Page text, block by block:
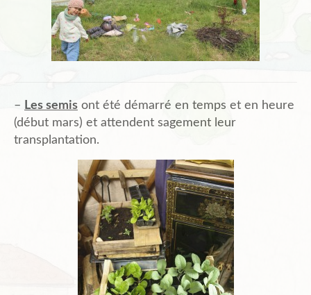
– Les semis ont été démarré en temps et en heure
(début mars) et attendent sagement leur
transplantation.